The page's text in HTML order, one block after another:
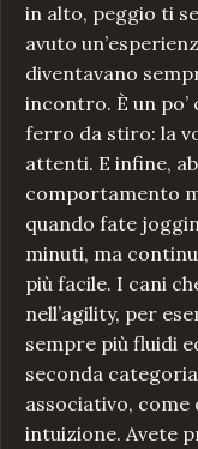
in alto, peggio ti
avuto
diventavano
incontro. È un
ferro da stiro: la
attenti. E infine,
comportamento
quando fate
minuti, ma
più facile. I cani
nell’agility, per
sempre più fluidi
seconda
associativo, come
intuizione. Avete